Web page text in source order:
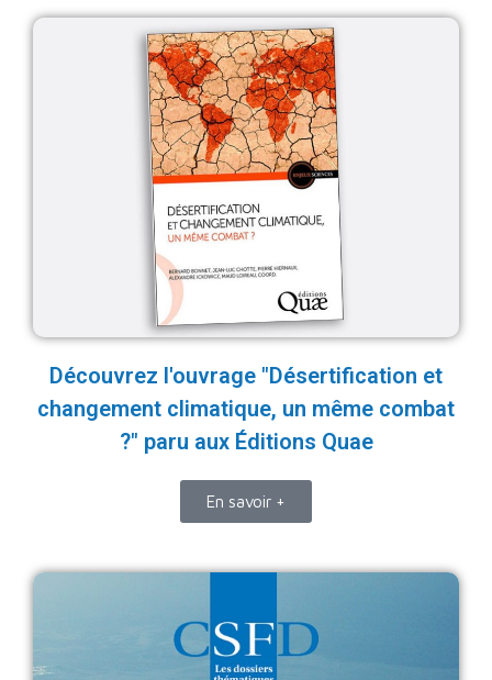
Découvrez l'ouvrage "Désertification et
changement climatique, un même combat
?" paru aux Éditions Quae
En savoir +